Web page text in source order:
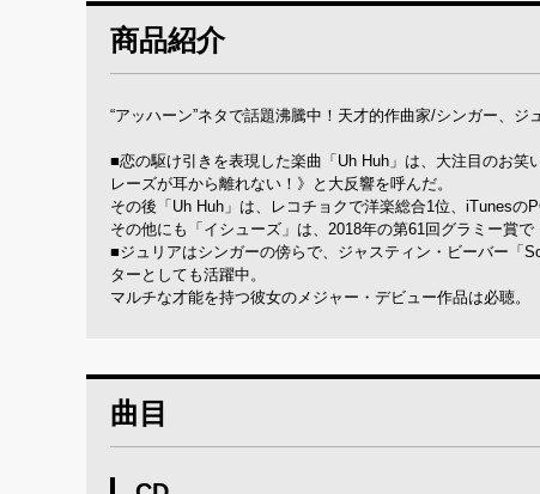
商品紹介
“アッハーン”ネタで話題沸騰中！天才的作曲家/シンガー、
■恋の駆け引きを表現した楽曲「Uh Huh」は、大注目のお笑
レーズが耳から離れない！》と大反響を呼んだ。
その後「Uh Huh」は、レコチョクで洋楽総合1位、iTunesの
その他にも「イシューズ」は、2018年の第61回グラミー賞
■ジュリアはシンガーの傍らで、ジャスティン・ビーバー「
ターとしても活躍中。
マルチな才能を持つ彼女のメジャー・デビュー作品は必聴。
曲目